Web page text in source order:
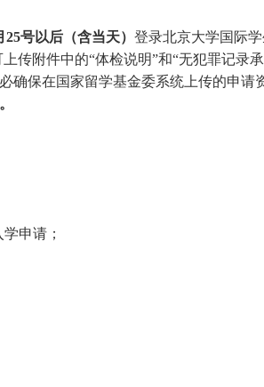
25号以后（含当天） 登录北京大学国际
传附件中的“体检说明”和“无犯罪记录
保在国家留学基金委系统上传的申请
申请；